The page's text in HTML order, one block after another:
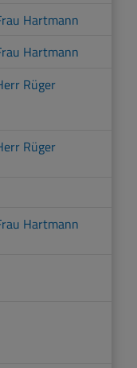
Hartmann
Hartmann
Rüger
Rüger
Hartmann